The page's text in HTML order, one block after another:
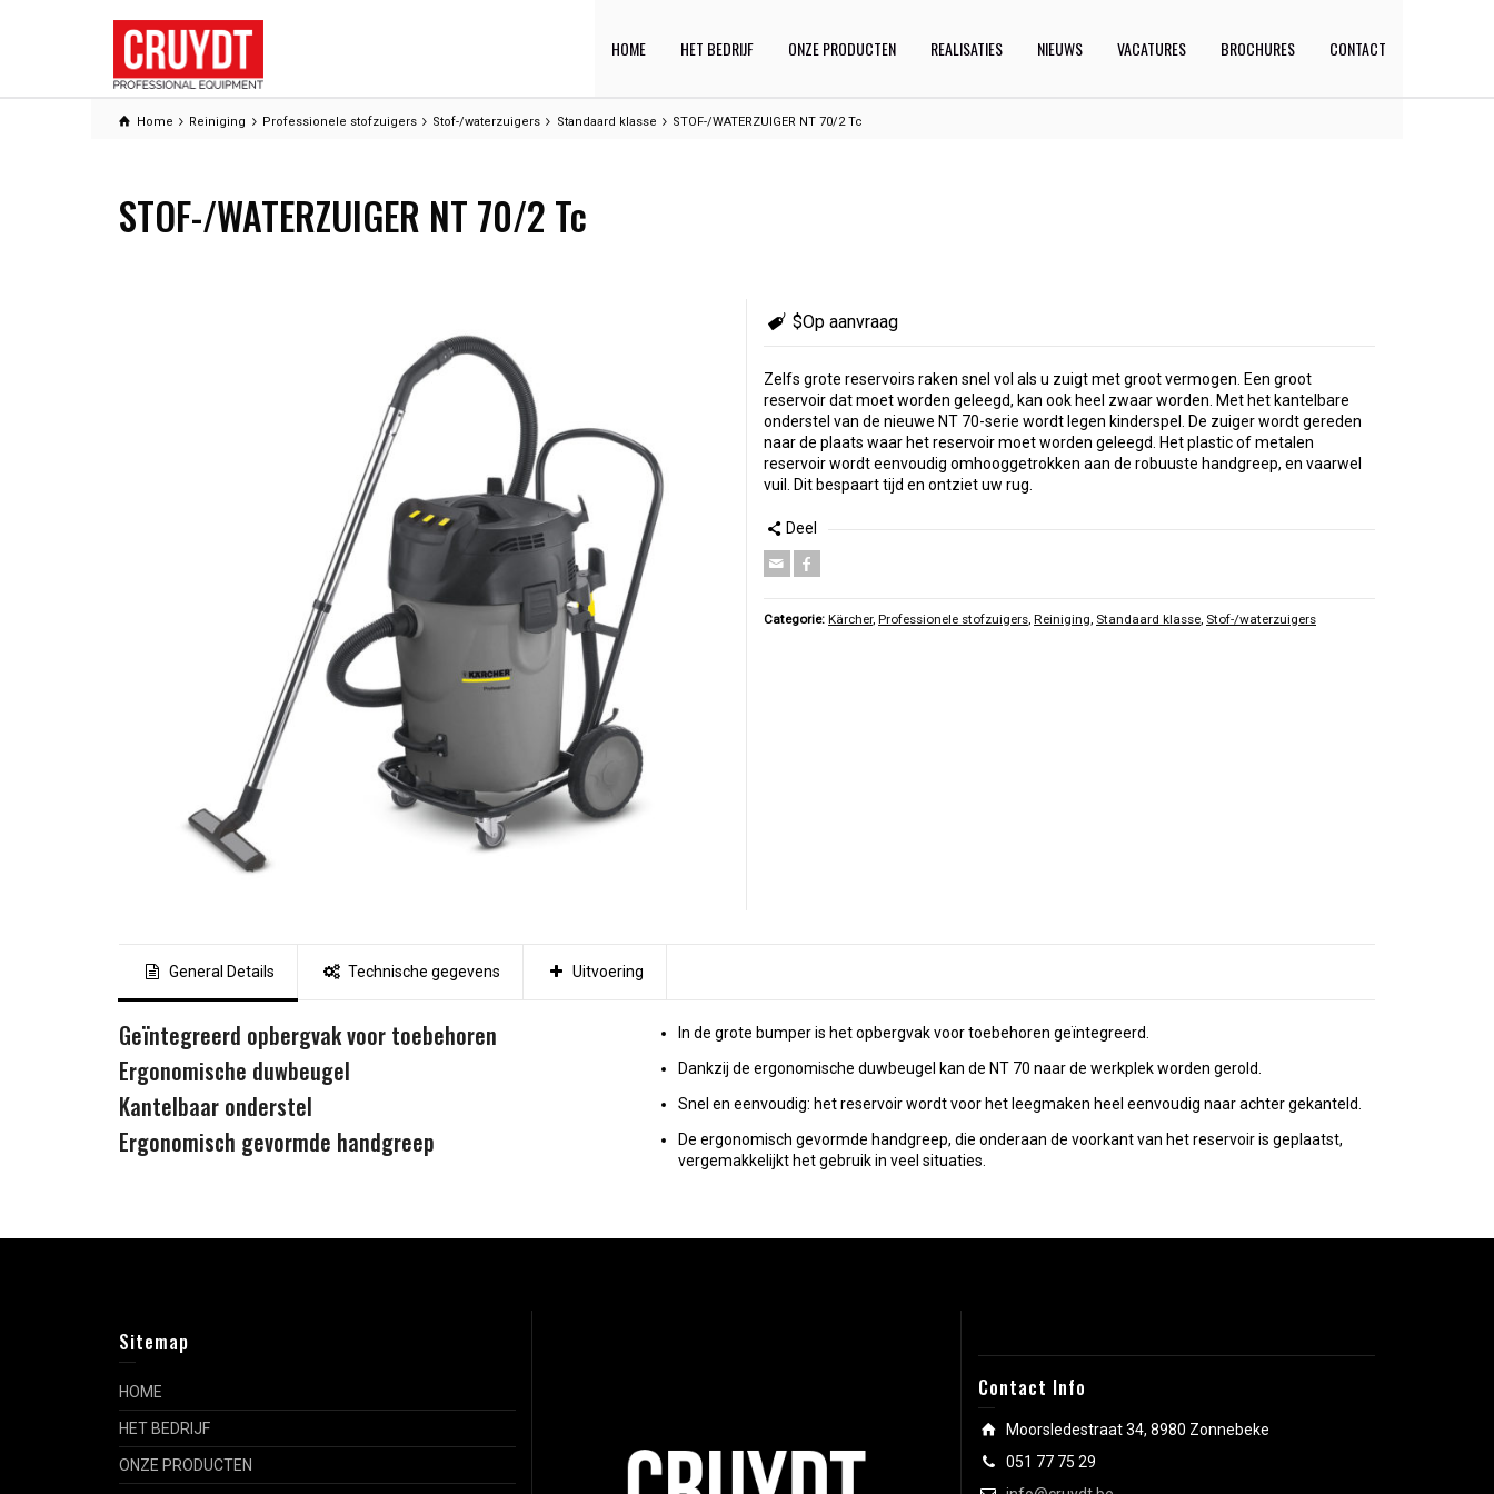
HOME HET BEDRIJF ONZE PRODUCTEN REALISATIES NIEUWS VACATURES BROCHURES CONTACT
Home Reiniging Professionele stofzuigers Stof-/waterzuigers Standaard klasse STOF-/WATERZUIGER NT 70/2 Tc
STOF-/WATERZUIGER NT 70/2 Tc
$Op aanvraag
Zelfs grote reservoirs raken snel vol als u zuigt met groot vermogen. Een groot
reservoir dat moet worden geleegd, kan ook heel zwaar worden. Met het kantelbare
onderstel van de nieuwe NT 70-serie wordt legen kinderspel. De zuiger wordt gereden
naar de plaats waar het reservoir moet worden geleegd. Het plastic of metalen
reservoir wordt eenvoudig omhooggetrokken aan de robuuste handgreep, en vaarwel
vuil. Dit bespaart tijd en ontziet uw rug.
Deel
Categorie: Kärcher, Professionele stofzuigers, Reiniging, Standaard klasse, Stof-/waterzuigers
General Details Technische gegevens Uitvoering
Geïntegreerd opbergvak voor toebehoren In de grote bumper is het opbergvak voor toebehoren geïntegreerd.
Ergonomische duwbeugel Dankzij de ergonomische duwbeugel kan de NT 70 naar de werkplek worden gerold.
Kantelbaar onderstel Snel en eenvoudig: het reservoir wordt voor het leegmaken heel eenvoudig naar achter gekanteld.
Ergonomisch gevormde handgreep
De ergonomisch gevormde handgreep, die onderaan de voorkant van het reservoir is geplaatst,
vergemakkelijkt het gebruik in veel situaties.
Sitemap
HOME
HET BEDRIJF
ONZE PRODUCTEN
Contact Info
Moorsledestraat 34, 8980 Zonnebeke
051 77 75 29